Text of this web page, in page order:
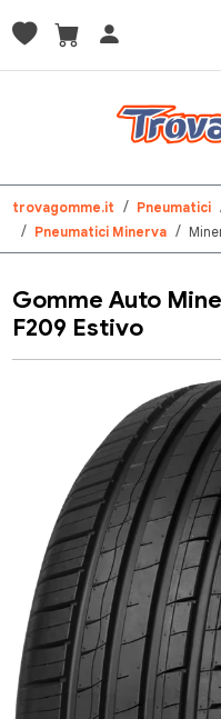
trovagomme.it Pneumatici
Pneumatici Minerva
Gomme Auto
F209 Estivo